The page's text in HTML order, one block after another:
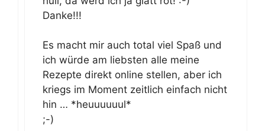
Danke!!!
Es macht mir auch total viel Spaß und
ich würde am liebsten alle meine
Rezepte direkt online stellen, aber ich
kriegs im Moment zeitlich einfach nicht
hin … *heuuuuuul*
;-)